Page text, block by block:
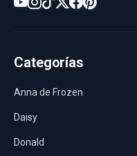
Categorías
Anna de Frozen
Daisy
Donald